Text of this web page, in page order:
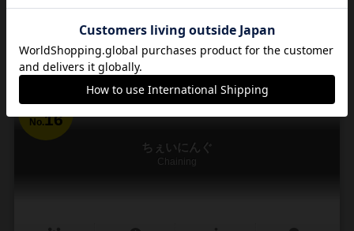
通販の取り扱いがありません
No.16
ちぇいにんぐ
Chaining